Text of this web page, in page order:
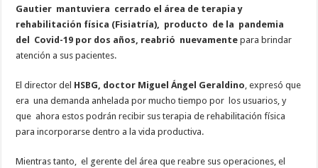
Gautier mantuviera cerrado el área de terapia y
rehabilitación física (Fisiatría), producto de la pandemia
del Covid-19 por dos años, reabrió nuevamente para brindar
atención a sus pacientes.
El director del HSBG, doctor Miguel Ángel Geraldino, expresó que
era una demanda anhelada por mucho tiempo por los usuarios, y
que ahora estos podrán recibir sus terapia de rehabilitación física
para incorporarse dentro a la vida productiva.
Mientras tanto, el gerente del área que reabre sus operaciones, el